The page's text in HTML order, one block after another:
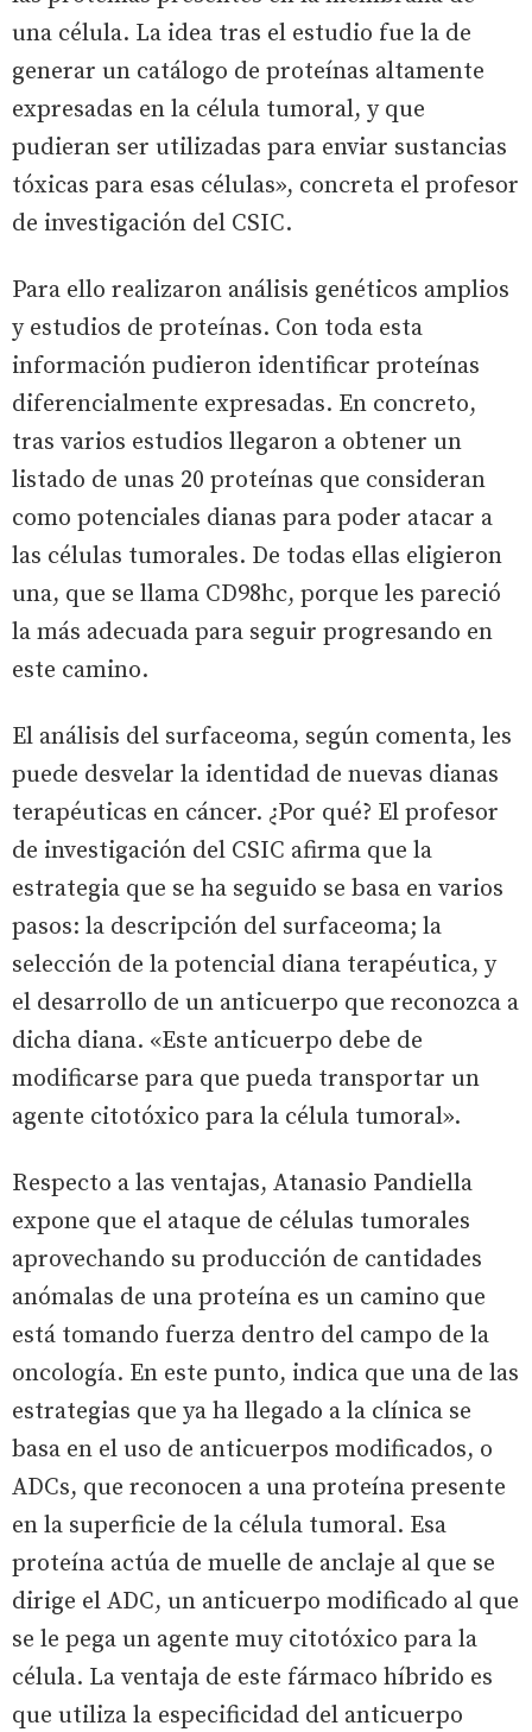
una célula. La idea tras el estudio fue la de
generar un catálogo de proteínas altamente
expresadas en la célula tumoral, y que
pudieran ser utilizadas para enviar sustancias
tóxicas para esas células», concreta el profesor
de investigación del CSIC.
Para ello realizaron análisis genéticos amplios
y estudios de proteínas. Con toda esta
información pudieron identificar proteínas
diferencialmente expresadas. En concreto,
tras varios estudios llegaron a obtener un
listado de unas 20 proteínas que consideran
como potenciales dianas para poder atacar a
las células tumorales. De todas ellas eligieron
una, que se llama CD98hc, porque les pareció
la más adecuada para seguir progresando en
este camino.
El análisis del surfaceoma, según comenta, les
puede desvelar la identidad de nuevas dianas
terapéuticas en cáncer. ¿Por qué? El profesor
de investigación del CSIC afirma que la
estrategia que se ha seguido se basa en varios
pasos: la descripción del surfaceoma; la
selección de la potencial diana terapéutica, y
el desarrollo de un anticuerpo que reconozca a
dicha diana. «Este anticuerpo debe de
modificarse para que pueda transportar un
agente citotóxico para la célula tumoral».
Respecto a las ventajas, Atanasio Pandiella
expone que el ataque de células tumorales
aprovechando su producción de cantidades
anómalas de una proteína es un camino que
está tomando fuerza dentro del campo de la
oncología. En este punto, indica que una de las
estrategias que ya ha llegado a la clínica se
basa en el uso de anticuerpos modificados, o
ADCs, que reconocen a una proteína presente
en la superficie de la célula tumoral. Esa
proteína actúa de muelle de anclaje al que se
dirige el ADC, un anticuerpo modificado al que
se le pega un agente muy citotóxico para la
célula. La ventaja de este fármaco híbrido es
que utiliza la especificidad del anticuerpo